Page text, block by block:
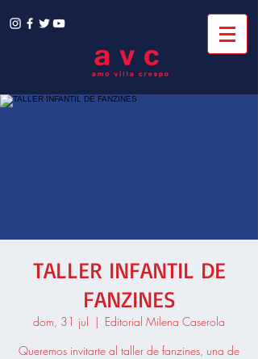
TALLER INFANTIL DE
FANZINES
dom, 31 jul
  |
Editorial Milena Caserola
Queremos invitarte al taller de fanzines, una de